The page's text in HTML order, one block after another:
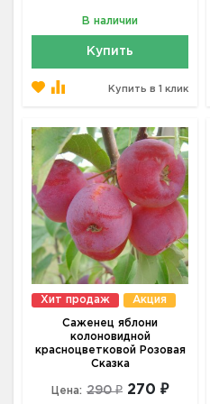
В наличии
Купить
Купить в 1 клик
Хит продаж Акция
Саженец яблони
колоновидной
красноцветковой Розовая
Сказка
Цена: 290 ₽ 270 ₽